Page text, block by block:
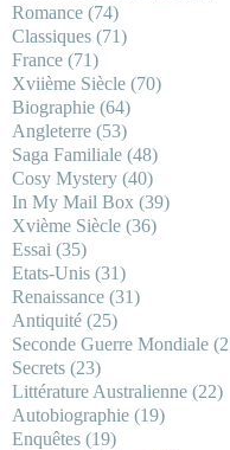
Romance (74)
Classiques (71)
France (71)
Xviième Siècle (70)
Biographie (64)
Angleterre (53)
Saga Familiale (48)
Cosy Mystery (40)
In My Mail Box (39)
Xvième Siècle (36)
Essai (35)
Etats-Unis (31)
Renaissance (31)
Antiquité (25)
Seconde Guerre Mondiale
Secrets (23)
Littérature Australienne (22)
Autobiographie (19)
Enquêtes (19)